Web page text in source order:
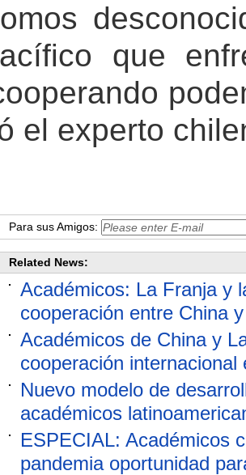
que
el experto
Para sus Amigos:
Related News:
Académicos: La Franja y
cooperación entre China
Académicos de China y
cooperación
Nuevo modelo de
académicos
ESPECIAL: Académicos
pandemia oportunidad